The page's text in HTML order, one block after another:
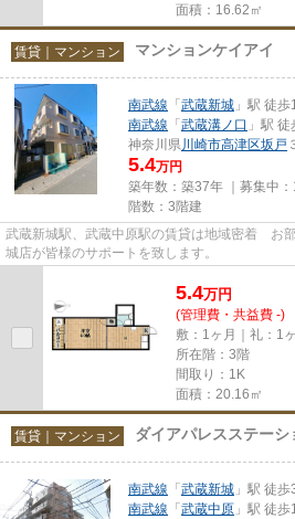
面積：16.62㎡
賃貸｜マンション マンションケイアイ
南武線 「武蔵新城 」駅 徒
南武線 「武蔵溝ノ口 」駅
神奈川県川崎市高津区坂戸
5.4万円
築年数：築37年 ｜募集中：
階数：3階建
武蔵新城駅、武蔵中原駅の賃貸は地域密着 お
城店が皆様のサポートを致します。
5.4万円
(管理費・共益費 -)
敷：1ヶ月｜礼：1
所在階：3階
間取り：1K
面積：20.16㎡
賃貸｜マンション ダイアパレスステー
南武線 「武蔵新城 」駅 徒歩
南武線 「武蔵中原 」駅 徒